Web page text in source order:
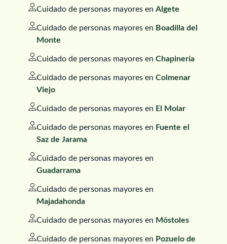
Cuidado de personas mayores en Algete
Cuidado de personas mayores en Boadilla del
Monte
Cuidado de personas mayores en Chapinería
Cuidado de personas mayores en Colmenar
Viejo
Cuidado de personas mayores en El Molar
Cuidado de personas mayores en Fuente el
Saz de Jarama
Cuidado de personas mayores en
Guadarrama
Cuidado de personas mayores en
Majadahonda
Cuidado de personas mayores en Móstoles
Cuidado de personas mayores en Pozuelo de